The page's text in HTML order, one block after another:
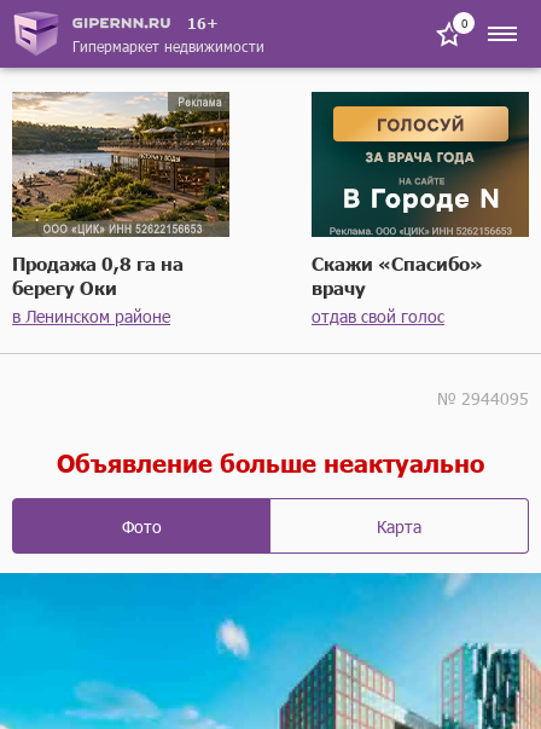
16+
Гипермаркет недвижимости
0
Продажа 0,8 га на
берегу Оки
в Ленинском районе
Скажи «Спасибо»
врачу
отдав свой голос
№ 2944095
Объявление больше неактуально
Фото Карта